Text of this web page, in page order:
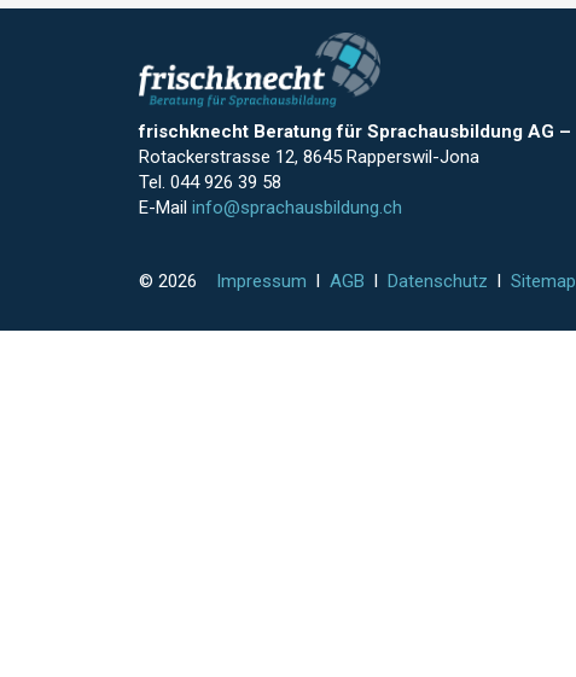
frischknecht Beratung für Sprachausbildung AG –
Rotackerstrasse 12, 8645 Rapperswil-Jona
Tel. 044 926 39 58
E-Mail info@sprachausbildung.ch
© 2026 Impressum l AGB l Datenschutz l Sitemap